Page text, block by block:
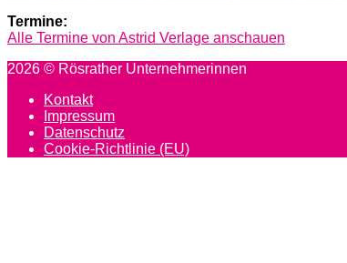
Termine:
Alle Termine von Astrid Verlage anschauen
Post
navigation
2026 © Rösrather Unternehmerinnen
Kontakt
Impressum
Datenschutz
Cookie-Richtlinie (EU)